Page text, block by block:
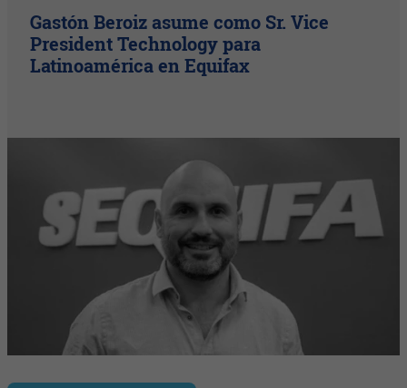
Gastón Beroiz asume como Sr. Vice
President Technology para
Latinoamérica en Equifax